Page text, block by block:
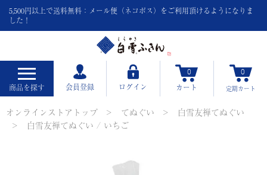
5,500円以上で送料無料：メール便（ネコポス）をご利用頂けるようになりま
した！
商品を探す 会員登録 ログイン
0
カート
0
定期カート
オンラインストアトップ てぬぐい
白雪友禅てぬぐい
白雪友禅てぬぐい / いちご